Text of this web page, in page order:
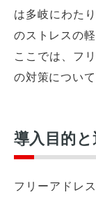
は多岐にわた
のストレスの
ここでは、フ
の対策について
導入目的
フリーアドレ